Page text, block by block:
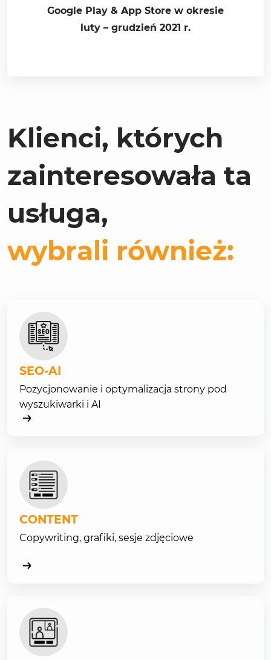
Google Play & App Store w okresie
luty – grudzień 2021 r.
Klienci, których
zainteresowała ta
usługa,
wybrali również:
SEO-AI
Pozycjonowanie i optymalizacja strony pod
wyszukiwarki i AI
CONTENT
Copywriting, grafiki, sesje zdjęciowe